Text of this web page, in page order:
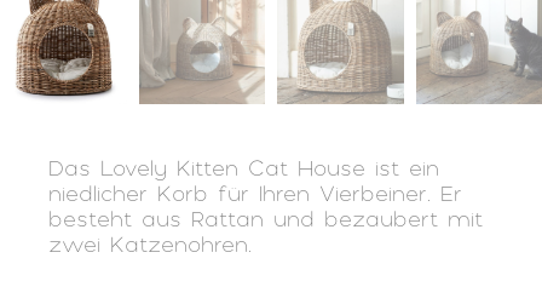
Das Lovely Kitten Cat House ist ein
niedlicher Korb für Ihren Vierbeiner. Er
besteht aus Rattan und bezaubert mit
zwei Katzenohren.